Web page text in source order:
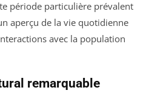
période particulière prévalent
aperçu de la vie quotidienne
avec la population
remarquable